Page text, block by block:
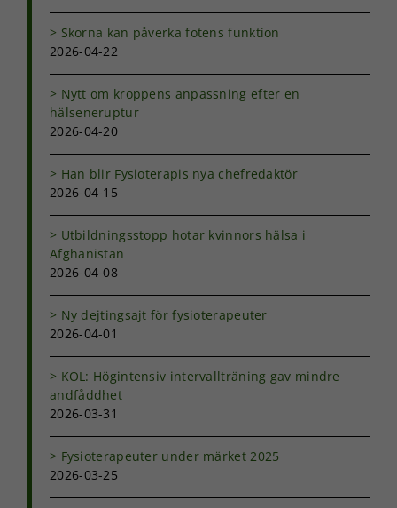
Skorna kan påverka fotens funktion
2026-04-22
Nytt om kroppens anpassning efter en
hälseneruptur
2026-04-20
Han blir Fysioterapis nya chefredaktör
2026-04-15
Utbildningsstopp hotar kvinnors hälsa i
Afghanistan
2026-04-08
Ny dejtingsajt för fysioterapeuter
2026-04-01
KOL: Högintensiv intervallträning gav mindre
andfåddhet
2026-03-31
Fysioterapeuter under märket 2025
2026-03-25